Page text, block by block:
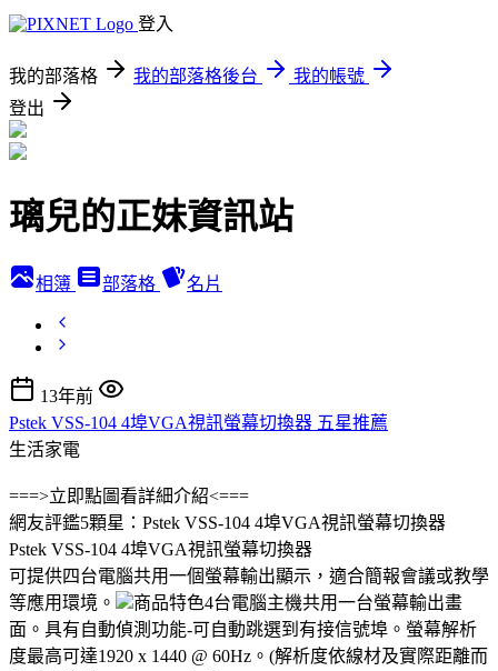
登入
我的部落格 我的部落格後台
我的帳號
登出
璃兒的正妹資訊站
相簿 部落格 名片
13年前
Pstek VSS-104 4埠VGA視訊螢幕切換器 五星推薦
生活家電
===>立即點圖看詳細介紹<===
網友評鑑5顆星：Pstek VSS-104 4埠VGA視訊螢幕切換器
Pstek VSS-104 4埠VGA視訊螢幕切換器
可提供四台電腦共用一個螢幕輸出顯示，適合簡報會議或教學
等應用環境。
商品特色4台電腦主機共用一台螢幕輸出畫
面。具有自動偵測功能-可自動跳選到有接信號埠。螢幕解析
度最高可達1920 x 1440 @ 60Hz。(解析度依線材及實際距離而